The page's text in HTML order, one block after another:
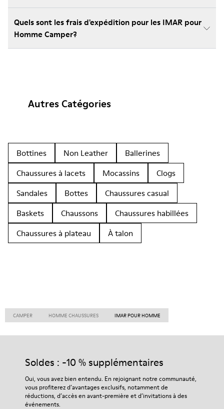
Quels sont les frais d'expédition pour les IMAR pour
Homme Camper?
Autres Catégories
Bottines Non Leather
Ballerines
Chaussures à lacets
Mocassins
Clogs
Sandales
Bottes
Chaussures casual
Baskets
Chaussons
Chaussures habillées
Chaussures à plateau
À talon
CAMPER HOMME CHAUSSURES IMAR POUR HOMME
Soldes : -10 % supplémentaires
Oui, vous avez bien entendu. En rejoignant notre communauté,
vous profiterez d’avantages exclusifs, notamment de
réductions, d’accès en avant-première et d’invitations à des
événements.